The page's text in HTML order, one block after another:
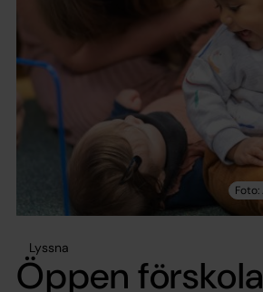
Lyssna
Öppen förskola